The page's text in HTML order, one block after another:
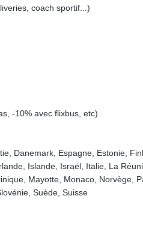
coach sportif...)
-10% avec flixbus, etc)
Danemark, Espagne, Estonie,
Islande, Israël, Italie, La
Mayotte, Monaco, Norvège,
Suède, Suisse